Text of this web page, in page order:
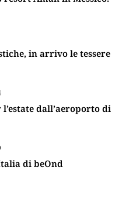
in arrivo le tessere
dall’aeroporto di
di beOnd